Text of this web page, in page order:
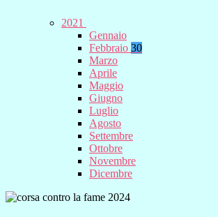
2021
Gennaio
Febbraio 30
Marzo
Aprile
Maggio
Giugno
Luglio
Agosto
Settembre
Ottobre
Novembre
Dicembre